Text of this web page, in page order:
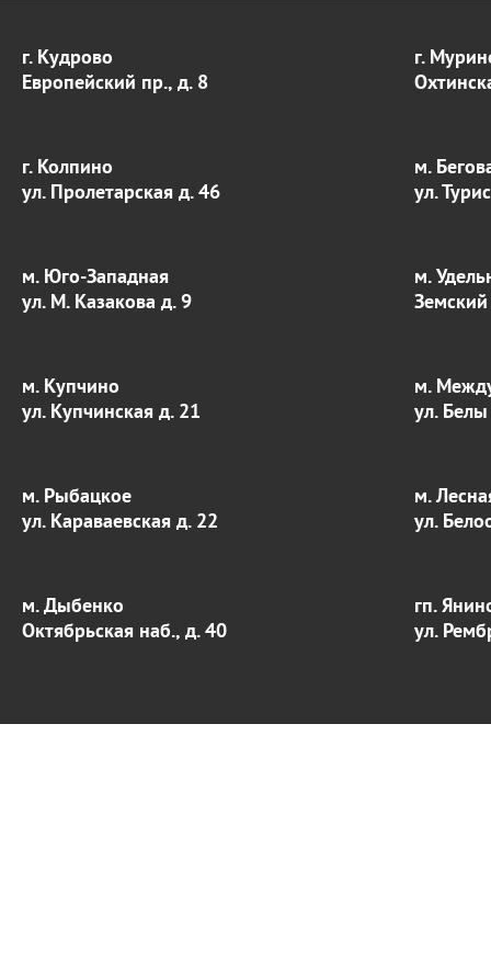
г. Кудрово
Европейский пр., д. 8
г.
г. Колпино
ул. Пролетарская д. 46
м.
ул.
м. Юго-Западная
ул. М. Казакова д. 9
м.
м. Купчино
ул. Купчинская д. 21
м.
ул.
м. Рыбацкое
ул. Караваевская д. 22
м.
ул.
м. Дыбенко
Октябрьская наб., д. 40
гп.
ул.